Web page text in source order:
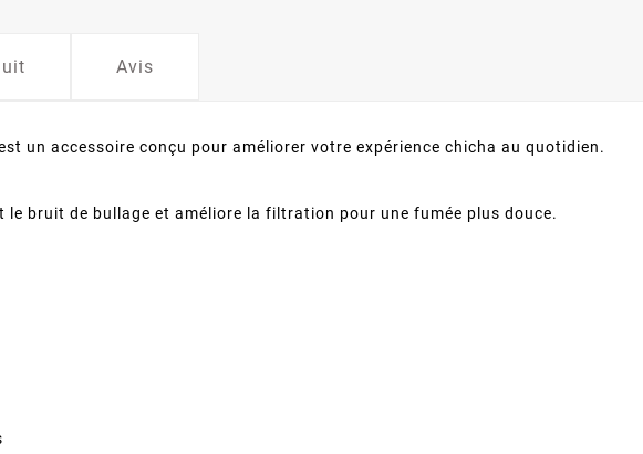
Avis
un accessoire conçu pour améliorer votre expérience chicha au quotidien.
le bruit de bullage et améliore la filtration pour une fumée plus douce.